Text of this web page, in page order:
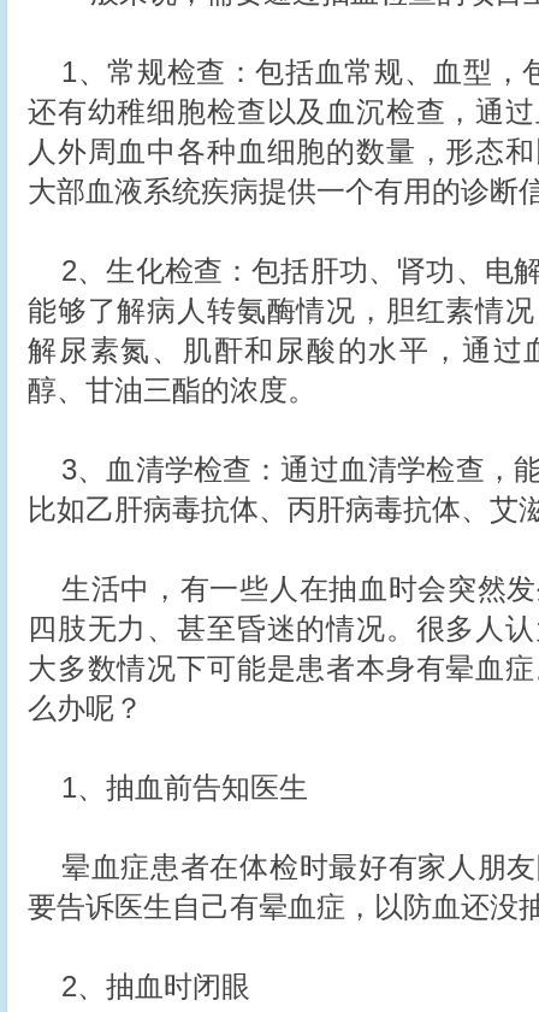
1、常规检查：包括血常规、血型，
还有幼稚细胞检查以及血沉检查，通
人外周血中各种血细胞的数量，形态
大部血液系统疾病提供一个有用的诊断
2、生化检查：包括肝功、肾功、电
能够了解病人转氨酶情况，胆红素情
解尿素氮、肌酐和尿酸的水平，通过
醇、甘油三酯的浓度。
3、血清学检查：通过血清学检查，
比如乙肝病毒抗体、丙肝病毒抗体、艾
生活中，有一些人在抽血时会突然
四肢无力、甚至昏迷的情况。很多人
大多数情况下可能是患者本身有晕血
么办呢？
1、抽血前告知医生
晕血症患者在体检时最好有家人朋
要告诉医生自己有晕血症，以防血还没
2、抽血时闭眼